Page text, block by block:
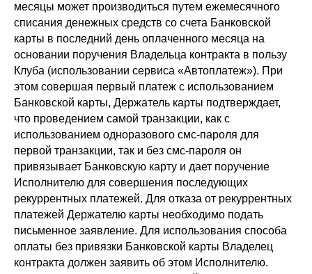
месяцы может производиться путем ежемесячного
списания денежных средств со счета Банковской
карты в последний день оплаченного месяца на
основании поручения Владельца контракта в пользу
Клуба (использовании сервиса «Автоплатеж»). При
этом совершая первый платеж с использованием
Банковской карты, Держатель карты подтверждает,
что проведением самой транзакции, как с
использованием одноразового смс-пароля для
первой транзакции, так и без смс-пароля он
привязывает Банковскую карту и дает поручение
Исполнителю для совершения последующих
рекуррентных платежей. Для отказа от рекуррентных
платежей Держателю карты необходимо подать
письменное заявление. Для использования способа
оплаты без привязки Банковской карты Владелец
контракта должен заявить об этом Исполнителю.